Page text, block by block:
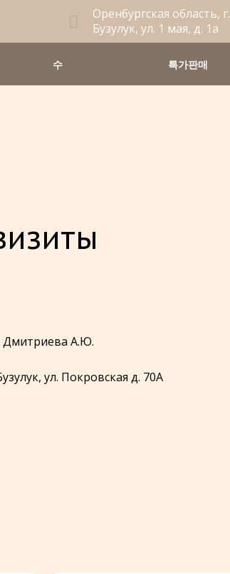
Оренбургская область, г.
Бузулук, ул. 1 мая, д. 1а
수 특가판매
Дмитриева А.Ю.
ул. Покровская д. 70А